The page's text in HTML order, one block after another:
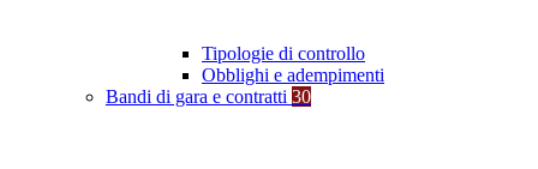
Tipologie di controllo
Obblighi e adempimenti
Bandi di gara e contratti 30